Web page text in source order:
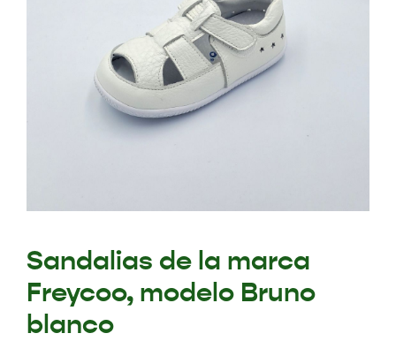
Sandalias de la marca
Freycoo, modelo Bruno
blanco